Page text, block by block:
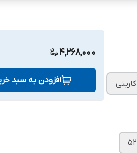
52
4,268,000
افزودن به سبد